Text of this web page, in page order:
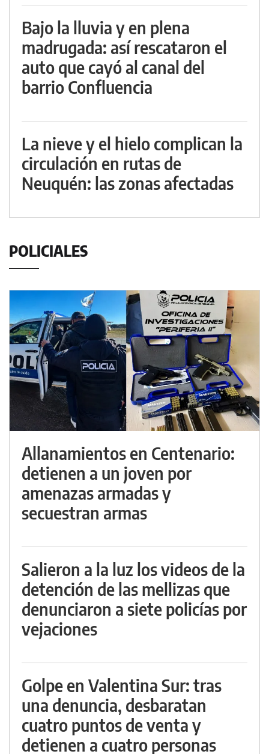
Bajo la lluvia y en plena
madrugada: así rescataron el
auto que cayó al canal del
barrio Confluencia
La nieve y el hielo complican la
circulación en rutas de
Neuquén: las zonas afectadas
POLICIALES
Allanamientos en Centenario:
detienen a un joven por
amenazas armadas y
secuestran armas
Salieron a la luz los videos de la
detención de las mellizas que
denunciaron a siete policías por
vejaciones
Golpe en Valentina Sur: tras
una denuncia, desbaratan
cuatro puntos de venta y
detienen a cuatro personas